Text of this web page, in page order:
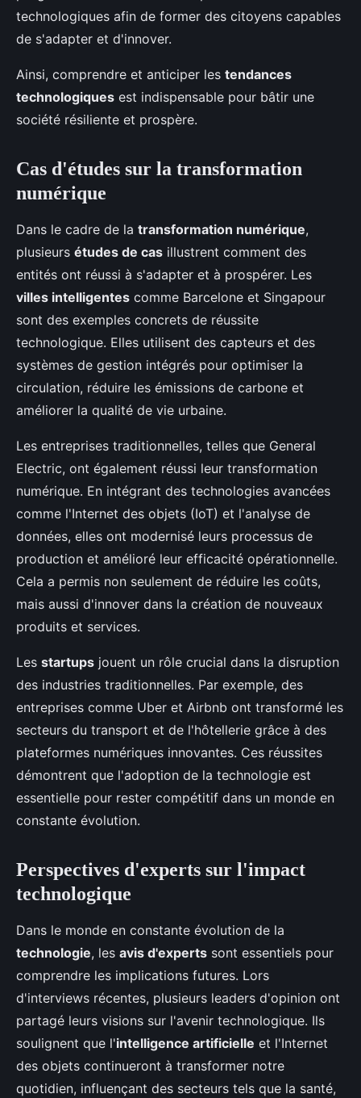
technologiques afin de former des citoyens capables
de s'adapter et d'innover.
Ainsi, comprendre et anticiper les tendances
technologiques est indispensable pour bâtir une
société résiliente et prospère.
Cas d'études sur la transformation
numérique
Dans le cadre de la transformation numérique,
plusieurs études de cas illustrent comment des
entités ont réussi à s'adapter et à prospérer. Les
villes intelligentes comme Barcelone et Singapour
sont des exemples concrets de réussite
technologique. Elles utilisent des capteurs et des
systèmes de gestion intégrés pour optimiser la
circulation, réduire les émissions de carbone et
améliorer la qualité de vie urbaine.
Les entreprises traditionnelles, telles que General
Electric, ont également réussi leur transformation
numérique. En intégrant des technologies avancées
comme l'Internet des objets (IoT) et l'analyse de
données, elles ont modernisé leurs processus de
production et amélioré leur efficacité opérationnelle.
Cela a permis non seulement de réduire les coûts,
mais aussi d'innover dans la création de nouveaux
produits et services.
Les startups jouent un rôle crucial dans la disruption
des industries traditionnelles. Par exemple, des
entreprises comme Uber et Airbnb ont transformé les
secteurs du transport et de l'hôtellerie grâce à des
plateformes numériques innovantes. Ces réussites
démontrent que l'adoption de la technologie est
essentielle pour rester compétitif dans un monde en
constante évolution.
Perspectives d'experts sur l'impact
technologique
Dans le monde en constante évolution de la
technologie, les avis d'experts sont essentiels pour
comprendre les implications futures. Lors
d'interviews récentes, plusieurs leaders d'opinion ont
partagé leurs visions sur l'avenir technologique. Ils
soulignent que l'intelligence artificielle et l'Internet
des objets continueront à transformer notre
quotidien, influençant des secteurs tels que la santé,